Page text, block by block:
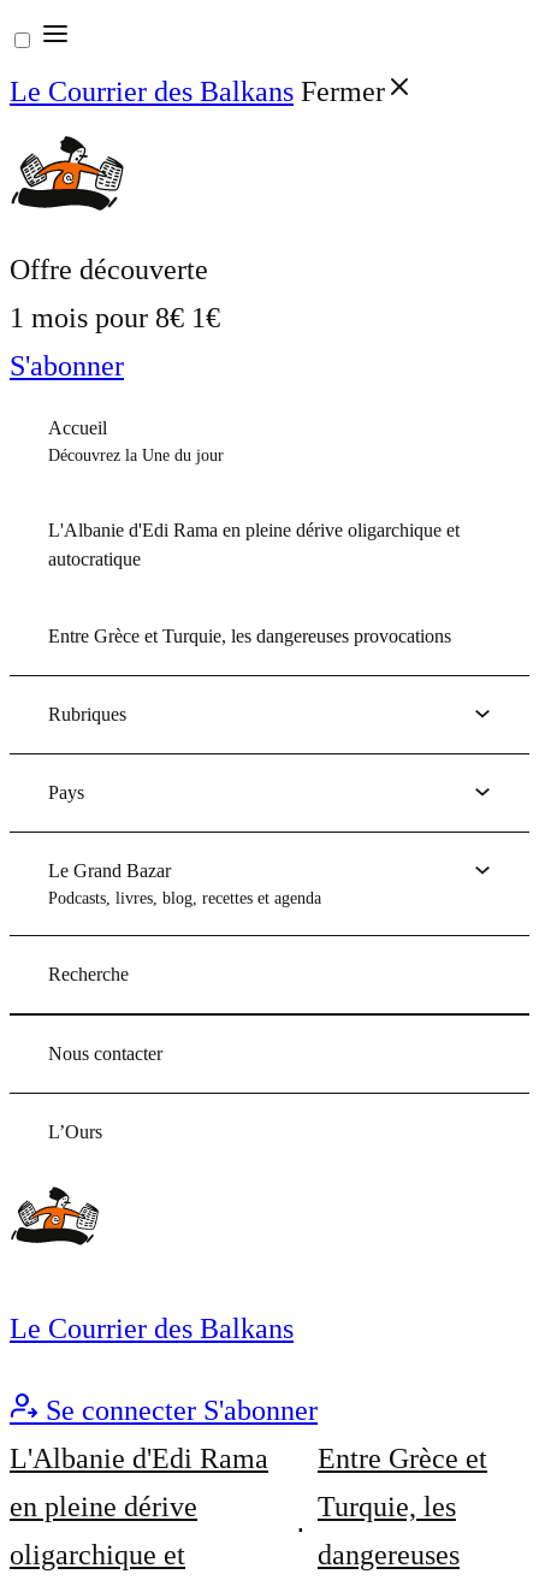
Aller
au
contenu
Le Courrier des Balkans Fermer
Offre découverte
1 mois pour 8€ 1€
S'abonner
Accueil
Découvrez la Une du jour
L'Albanie d'Edi Rama en pleine dérive oligarchique et
autocratique
Entre Grèce et Turquie, les dangereuses provocations
Rubriques
Pays
Le Grand Bazar
Podcasts, livres, blog, recettes et agenda
Recherche
Nous contacter
L’Ours
Le Courrier des Balkans
Se connecter S'abonner
L'Albanie d'Edi Rama
en pleine dérive
oligarchique et
Entre Grèce et
Turquie, les
dangereuses